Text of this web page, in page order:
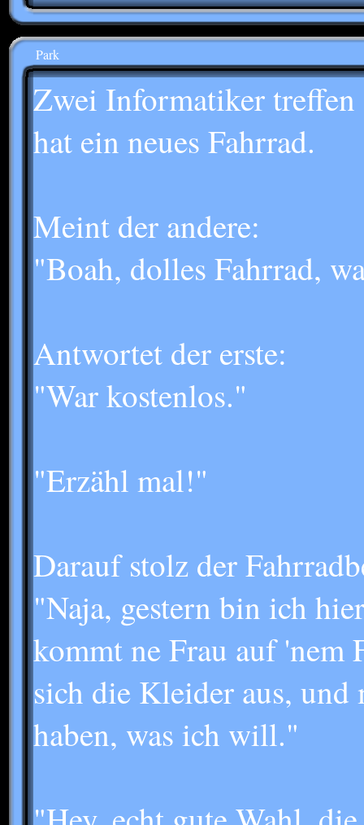
Park
Zwei Informatiker treffen
hat ein neues Fahrrad.
Meint der andere:
"Boah, dolles Fahrrad,
Antwortet der erste:
"War kostenlos."
"Erzähl mal!"
Darauf stolz der
"Naja, gestern bin ich
kommt ne Frau auf 'nem
sich die Kleider aus,
haben, was ich will."